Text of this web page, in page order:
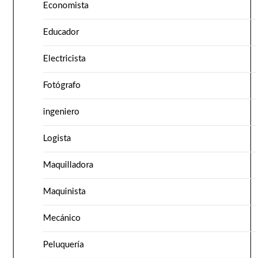
Economista
Educador
Electricista
Fotógrafo
ingeniero
Logista
Maquilladora
Maquinista
Mecánico
Peluquería